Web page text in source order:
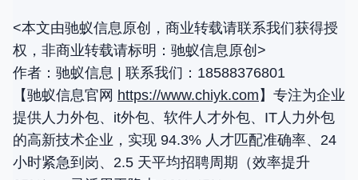
<本文由驰蚁信息原创，商业转载请联系我们获得授
权，非商业转载请标明：驰蚁信息原创>
作者：驰蚁信息 | 联系我们：18588376801
【驰蚁信息官网 https://www.chiyk.com 】专注为企业
提供人力外包、it外包、软件人才外包、IT人力外包
的高新技术企业，实现 94.3% 人才匹配准确率、24
小时紧急到岗、2.5 天平均招聘周期（效率提升